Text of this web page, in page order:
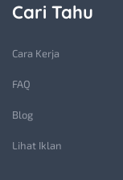
Cari Tahu
Cara Kerja
FAQ
Blog
Lihat Iklan